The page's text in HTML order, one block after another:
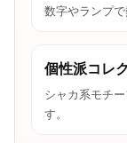
数字やランプで
個性派コレ
シャカ系モチ
す。